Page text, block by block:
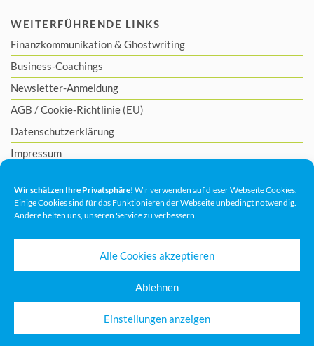
Wir schätzen Ihre Privatsphäre! Wir verwenden auf dieser Webseite Cookies.
Einige Cookies sind für das Funktionieren der Webseite unbedingt notwendig.
Andere helfen uns, unseren Service zu verbessern.
Alle Cookies akzeptieren
Ablehnen
Einstellungen anzeigen
WEITERFÜHRENDE LINKS
Finanzkommunikation& Ghostwriting
Business-Coachings
Newsletter-Anmeldung
AGB /Cookie-Richtlinie (EU)
Datenschutzerklärung
Impressum